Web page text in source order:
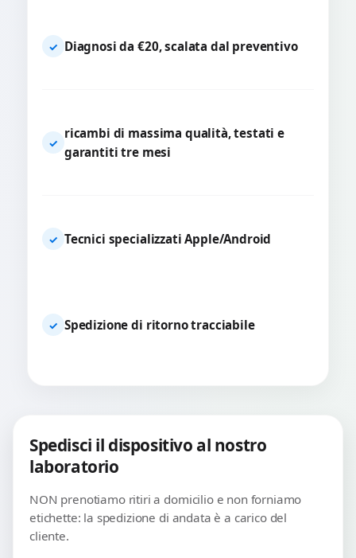
✓ Diagnosi da €20, scalata dal preventivo
✓
ricambi di massima qualità, testati e
garantiti tre mesi
✓ Tecnici specializzati Apple/Android
✓ Spedizione di ritorno tracciabile
Spedisci il dispositivo al nostro
laboratorio
NON prenotiamo ritiri a domicilio e non forniamo
etichette: la spedizione di andata è a carico del
cliente.